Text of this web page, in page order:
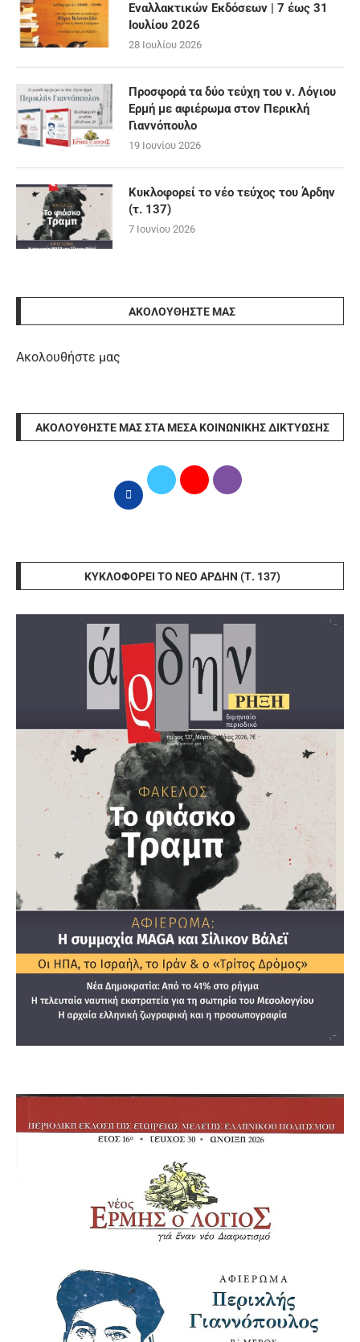
Εναλλακτικών Εκδόσεων | 7 έως 31
Ιουλίου 2026
28 Ιουλίου 2026
Προσφορά τα δύο τεύχη του ν. Λόγιου
Ερμή με αφιέρωμα στον Περικλή
Γιαννόπουλο
19 Ιουνίου 2026
Κυκλοφορεί το νέο τεύχος του Άρδην
(τ. 137)
7 Ιουνίου 2026
ΑΚΟΛΟΥΘΉΣΤΕ ΜΑΣ
Ακολουθήστε μας
ΑΚΟΛΟΥΘΉΣΤΕ ΜΑΣ ΣΤΑ ΜΈΣΑ ΚΟΙΝΩΝΙΚΉΣ ΔΙΚΤΎΩΣΗΣ
ΚΥΚΛΟΦΟΡΕΊ ΤΟ ΝΈΟ ΆΡΔΗΝ (Τ. 137)